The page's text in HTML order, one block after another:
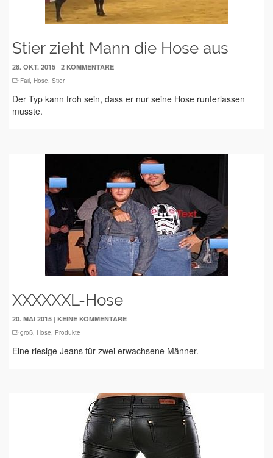
Stier zieht Mann die Hose aus
28. OKT. 2015 | 2 KOMMENTARE
Fail, Hose, Stier
Der Typ kann froh sein, dass er nur seine Hose runterlassen
musste.
XXXXXXL-Hose
20. MAI 2015 | KEINE KOMMENTARE
groß, Hose, Produkte
Eine riesige Jeans für zwei erwachsene Männer.